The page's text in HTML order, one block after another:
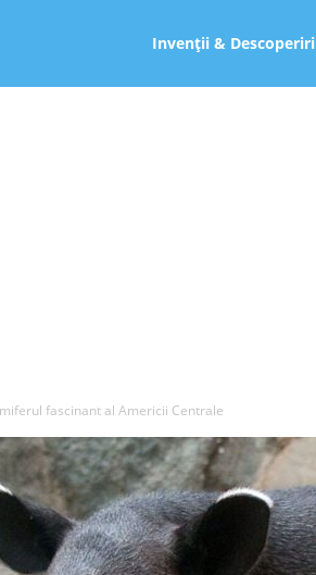
Invenții & Descoperiri
fascinant al Americii Centrale